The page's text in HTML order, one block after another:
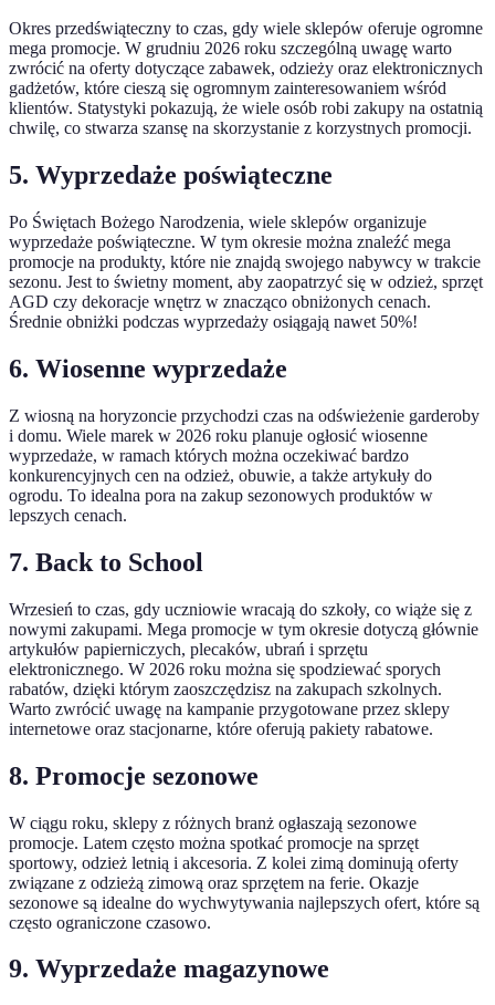
Okres przedświąteczny to czas, gdy wiele sklepów oferuje ogromne
mega promocje. W grudniu 2026 roku szczególną uwagę warto
zwrócić na oferty dotyczące zabawek, odzieży oraz elektronicznych
gadżetów, które cieszą się ogromnym zainteresowaniem wśród
klientów. Statystyki pokazują, że wiele osób robi zakupy na ostatnią
chwilę, co stwarza szansę na skorzystanie z korzystnych promocji.
5. Wyprzedaże poświąteczne
Po Świętach Bożego Narodzenia, wiele sklepów organizuje
wyprzedaże poświąteczne. W tym okresie można znaleźć mega
promocje na produkty, które nie znajdą swojego nabywcy w trakcie
sezonu. Jest to świetny moment, aby zaopatrzyć się w odzież, sprzęt
AGD czy dekoracje wnętrz w znacząco obniżonych cenach.
Średnie obniżki podczas wyprzedaży osiągają nawet 50%!
6. Wiosenne wyprzedaże
Z wiosną na horyzoncie przychodzi czas na odświeżenie garderoby
i domu. Wiele marek w 2026 roku planuje ogłosić wiosenne
wyprzedaże, w ramach których można oczekiwać bardzo
konkurencyjnych cen na odzież, obuwie, a także artykuły do
ogrodu. To idealna pora na zakup sezonowych produktów w
lepszych cenach.
7. Back to School
Wrzesień to czas, gdy uczniowie wracają do szkoły, co wiąże się z
nowymi zakupami. Mega promocje w tym okresie dotyczą głównie
artykułów papierniczych, plecaków, ubrań i sprzętu
elektronicznego. W 2026 roku można się spodziewać sporych
rabatów, dzięki którym zaoszczędzisz na zakupach szkolnych.
Warto zwrócić uwagę na kampanie przygotowane przez sklepy
internetowe oraz stacjonarne, które oferują pakiety rabatowe.
8. Promocje sezonowe
W ciągu roku, sklepy z różnych branż ogłaszają sezonowe
promocje. Latem często można spotkać promocje na sprzęt
sportowy, odzież letnią i akcesoria. Z kolei zimą dominują oferty
związane z odzieżą zimową oraz sprzętem na ferie. Okazje
sezonowe są idealne do wychwytywania najlepszych ofert, które są
często ograniczone czasowo.
9. Wyprzedaże magazynowe